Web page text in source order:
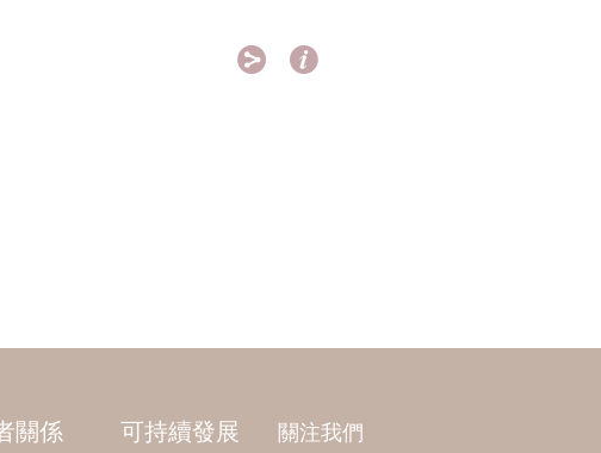
 
關係 可持續發展 關注我們